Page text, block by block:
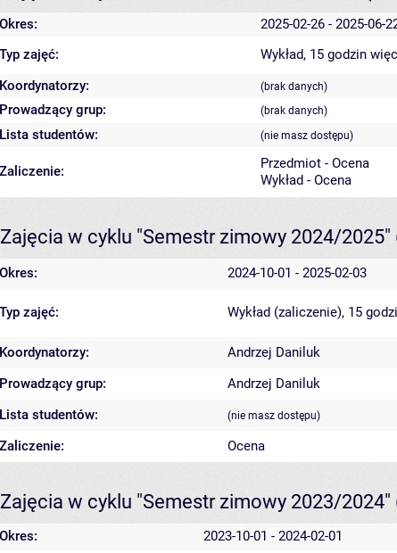
Okres: 2025-02-26 - 2025-06-
Typ zajęć: Wykład, 15 godzin
Koordynatorzy:
(brak danych)
Prowadzący grup: (brak danych)
Lista studentów: (nie masz dostępu)
Zaliczenie:
Przedmiot - Ocena
Wykład - Ocena
Zajęcia w cyklu "Semestr zimowy 2024/2025"
Okres: 2024-10-01 - 2025-02-03
Typ zajęć: Wykład (zaliczenie), 15
Koordynatorzy:
Andrzej Daniluk
Prowadzący grup:
Andrzej Daniluk
Lista studentów:
(nie masz dostępu)
Zaliczenie: Ocena
Zajęcia w cyklu "Semestr zimowy 2023/2024"
Okres: 2023-10-01 - 2024-02-01